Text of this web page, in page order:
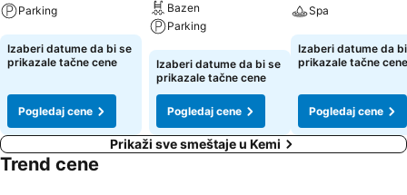
Parking
Pogledaj cene
Izaberi datume da bi se
prikazale tačne cene
Pogledaj cene
Bazen
Parking
Pogledaj cene
Izaberi datume da bi se
prikazale tačne cene
Pogledaj cene
Spa
Pogledaj cene
Izaberi datume da
prikazale tačne cene
Pogledaj cene
Prikaži sve smeštaje u Kemi
Trend cene